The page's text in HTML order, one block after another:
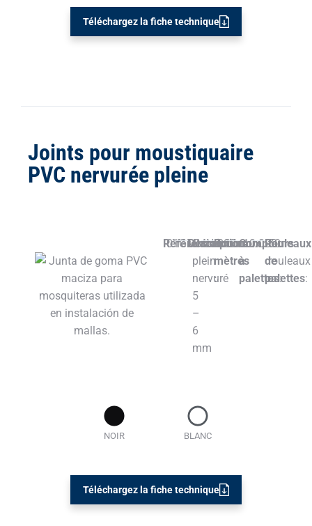
Téléchargez la fiche technique
Joints pour moustiquaire
PVC nervurée pleine
Référence::
01GMMN
Description:
Caoutchouc
plein
nervuré
5
–
6
mm
Rouleaux
mètres
:
200mCompteurs
à
palettes:
10.000mRouleaux
de
palettes:
50
rouleaux
NOIR BLANC
Téléchargez la fiche technique